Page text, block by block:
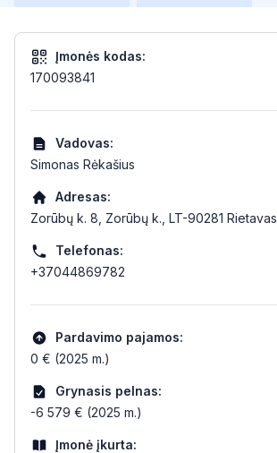
Įmonės kodas:
170093841
Vadovas:
Simonas Rėkašius
Adresas:
Zorūbų k. 8, Zorūbų k., LT-90281 Rietavas
Telefonas:
+37044869782
Pardavimo pajamos:
0 € (2025 m.)
Grynasis pelnas:
-6 579 € (2025 m.)
Įmonė įkurta: